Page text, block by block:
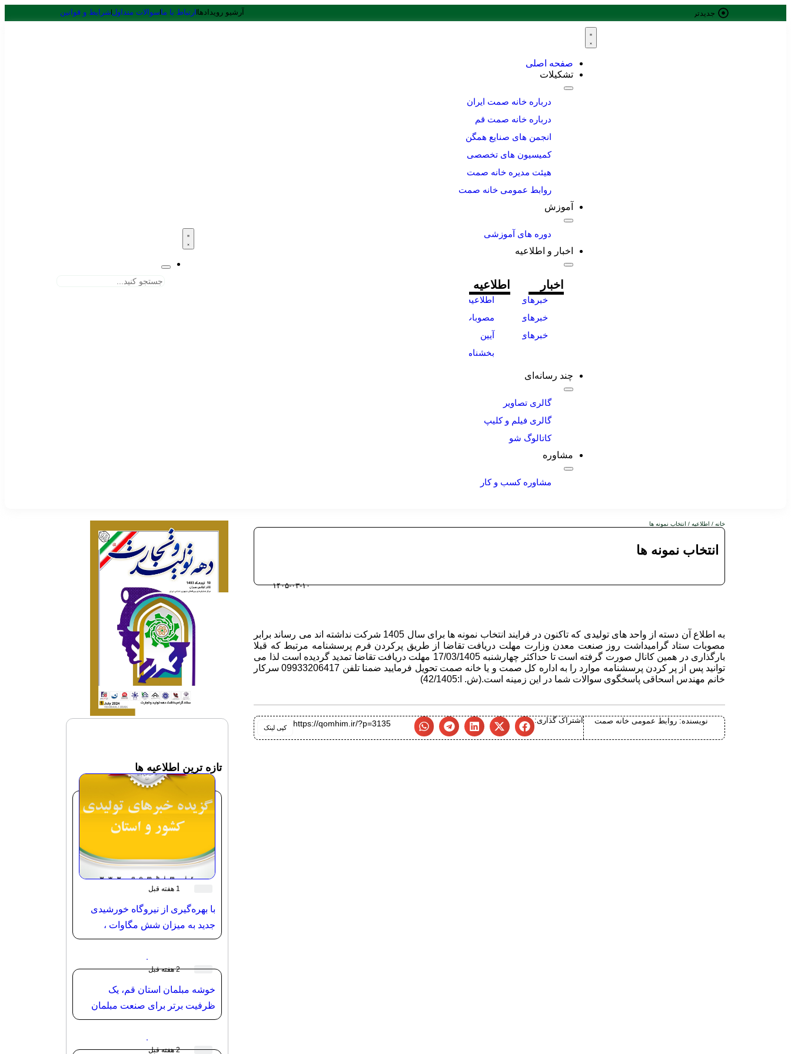
جدیدترین
خبرها:
آرشیو رویدادها ارتباط با ما سوالات متداول شرایط و قوانین
صفحه اصلی
تشکیلات
درباره خانه صمت ایران
درباره خانه صمت قم
انجمن های صنایع همگن
کمیسیون های تخصصی
هیئت مدیره خانه صمت
روابط عمومی خانه صمت
آموزش
دوره های آموزشی
اخبار و اطلاعیه
اخبار
خبرهای
خبرهای
خبرهای
اطلاعیه
اطلاعیه
مصوبات
آیین
بخشنامه
چند رسانه‌ای
گالری تصاویر
گالری فیلم و کلیپ
کاتالوگ شو
مشاوره
مشاوره کسب و کار
خانه / اطلاعیه / انتخاب نمونه ها
انتخاب نمونه ها
۱۴۰۵-۰۳-۱۰
به اطلاع آن دسته از واحد های تولیدی که تاکنون در فرایند انتخاب نمونه ها برای سال 1405 شرکت نداشته اند می رساند برابر
مصوبات ستاد گرامیداشت روز صنعت معدن وزارت مهلت دریافت تقاضا از طریق پرکردن فرم پرسشنامه مرتبط که قبلا
بارگذاری در همین کانال صورت گرفته است تا حداکثر چهارشنبه 17/03/1405 مهلت دریافت تقاضا تمدید گردیده است لذا می
توانید پس از پر کردن پرسشنامه موارد را به اداره کل صمت و یا خانه صمت تحویل فرمایید ضمنا تلفن 09933206417 سرکار
خانم مهندس اسحاقی پاسخگوی سوالات شما در این زمینه است.(ش. ا:42/1405)
نویسنده: روابط عمومی خانه صمت
اشتراک گذاری:
کپی لینک https://qomhim.ir/?p=3135
تازه ترین اطلاعیه ها
1 هفته قبل
با بهره‌گیری از نیروگاه خورشیدی
جدید به میزان شش مگاوات ،
ظرفیت نیروگاه‌های خورشیدی به
صد مگاوات رسید.
2 هفته قبل
خوشه مبلمان استان قم، یک
ظرفیت برتر برای صنعت مبلمان
کشور
2 هفته قبل